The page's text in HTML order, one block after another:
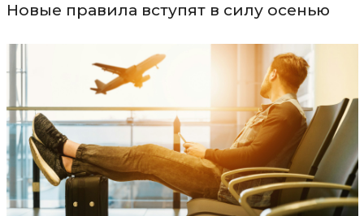
Новые правила вступят в силу осенью